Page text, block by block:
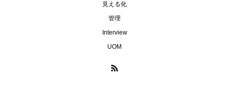
見える化
管理
Interview
UOM